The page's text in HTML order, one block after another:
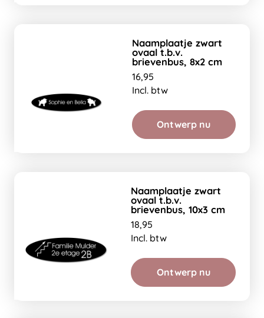
Naamplaatje zwart
ovaal t.b.v.
brievenbus, 8x2 cm
16,95
Incl. btw
Ontwerp nu
Naamplaatje zwart
ovaal t.b.v.
brievenbus, 10x3 cm
18,95
Incl. btw
Ontwerp nu